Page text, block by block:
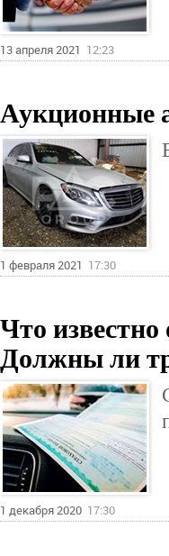
13 апреля 2021 12:23
Аукционные
1 февраля 2021 17:30
Что
Должны ли
1 декабря 2020 17:30